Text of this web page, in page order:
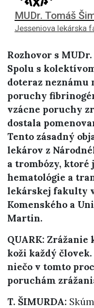
MUDr. Tomáš
Jesseniova lekárska
Rozhovor s
Spolu s
doteraz
poruchy
vzácne poruchy
dostala
Tento zásadný
lekárov z
a trombózy, ktoré
hematológie a
lekárskej fakulty
Komenského a
Martin.
QUARK:
koži každý
niečo v tomto
poruchám
T. ŠIMURDA: